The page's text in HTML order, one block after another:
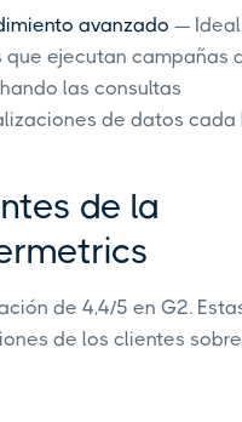
avanzado —
ejecutan campañas
las consultas
de datos cada
de la
de 4,4/5 en G2.
de los clientes